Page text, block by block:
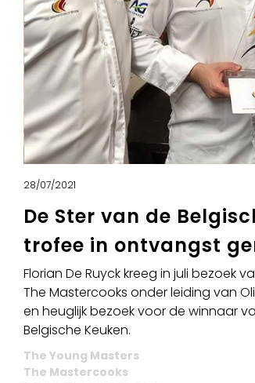
28/07/2021
De Ster van de
trofee in ontvangst
Florian De Ruyck kreeg in juli bezoek
The Mastercooks onder leiding van
en heuglijk bezoek voor de winnaar
Belgische Keuken.
The Young Masters
The Mastercooks